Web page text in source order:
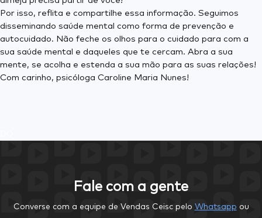
Por isso, reflita e compartilhe essa informação. Seguimos
disseminando saúde mental como forma de prevenção e
autocuidado. Não feche os olhos para o cuidado para com a
sua saúde mental e daqueles que te cercam. Abra a sua
mente, se acolha e estenda a sua mão para as suas relações!
Com carinho, psicóloga Caroline Maria Nunes!
Fale com a gente
Converse com a equipe de Vendas Ceisc pelo Whatsapp ou